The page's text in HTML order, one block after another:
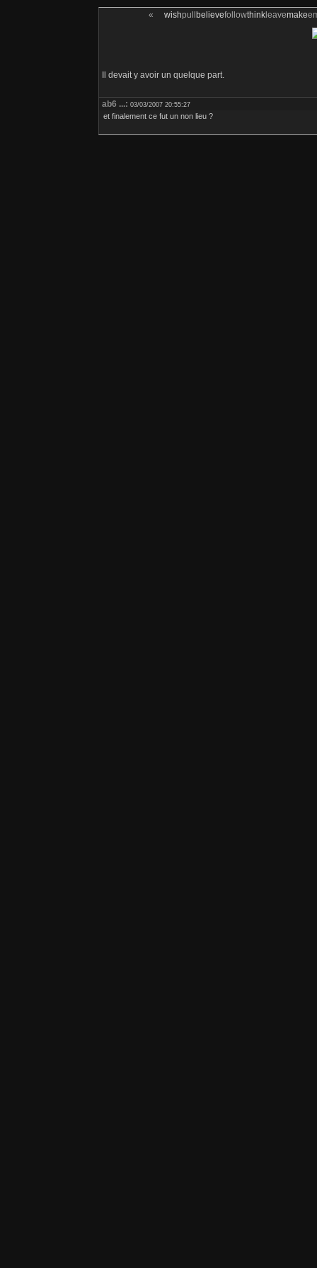
« wishpull believefollowthinkleavemake
Il devait y avoir un quelque part.
ab6 ...: 03/03/2007 20:55:27
et finalement ce fut un non lieu ?